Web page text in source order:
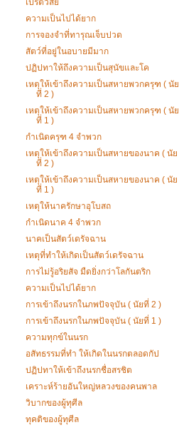
เปรตวิสัย
ความเป็นไปได้ยาก
การจองจำที่ทารุณเจ็บปวด
สัตว์ที่อยู่ในอบายมีมาก
ปฏิปทาให้ถึงความเป็นสุนัขและโค
เหตุให้เข้าถึงความเป็นสหายพวกครุฑ ( นัย
ที่ 2 )
เหตุให้เข้าถึงความเป็นสหายพวกครุฑ ( นัย
ที่ 1 )
กำเนิดครุฑ 4 จำพวก
เหตุให้เข้าถึงความเป็นสหายของนาค ( นัย
ที่ 2 )
เหตุให้เข้าถึงความเป็นสหายของนาค ( นัย
ที่ 1 )
เหตุให้นาครักษาอุโบสถ
กำเนิดนาค 4 จำพวก
นาคเป็นสัตว์เดรัจฉาน
เหตุที่ทำให้เกิดเป็นสัตว์เดรัจฉาน
การไม่รู้อริยสัจ มืดยิ่งกว่าโลกันตริก
ความเป็นไปได้ยาก
การเข้าถึงนรกในภพปัจจุบัน ( นัยที่ 2 )
การเข้าถึงนรกในภพปัจจุบัน ( นัยที่ 1 )
ความทุกข์ในนรก
อสัทธรรมที่ทำ ให้เกิดในนรกตลอดกัป
ปฏิปทาให้เข้าถึงนรกชื่อสรชิต
เคราะห์ร้ายอันใหญ่หลวงของคนพาล
วิบากของผู้ทุศีล
ทุคติของผู้ทุศีล